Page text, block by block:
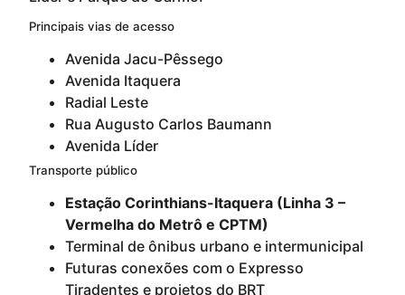
Principais vias de acesso
Avenida Jacu-Pêssego
Avenida Itaquera
Radial Leste
Rua Augusto Carlos Baumann
Avenida Líder
Transporte público
Estação Corinthians-Itaquera (Linha 3 –
Vermelha do Metrô e CPTM)
Terminal de ônibus urbano e intermunicipal
Futuras conexões com o Expresso
Tiradentes e projetos do BRT